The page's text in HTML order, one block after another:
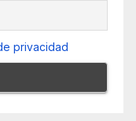
privacidad